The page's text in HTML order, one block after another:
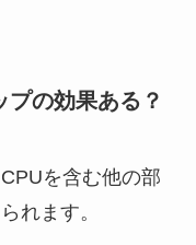
の効果ある？
を含む他の部
れます。